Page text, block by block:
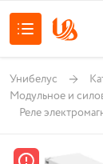
Унибелус
Модульное и
Реле